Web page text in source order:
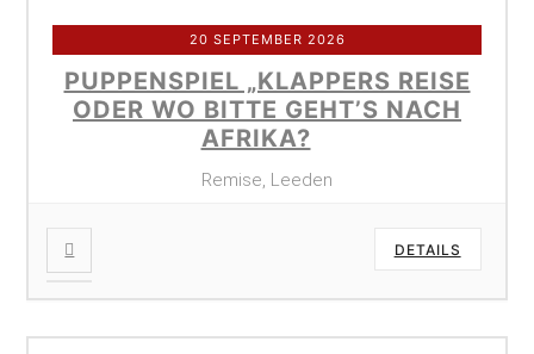
20 SEPTEMBER 2026
PUPPENSPIEL „KLAPPERS REISE
ODER WO BITTE GEHT’S NACH
AFRIKA?
Remise, Leeden
DETAILS